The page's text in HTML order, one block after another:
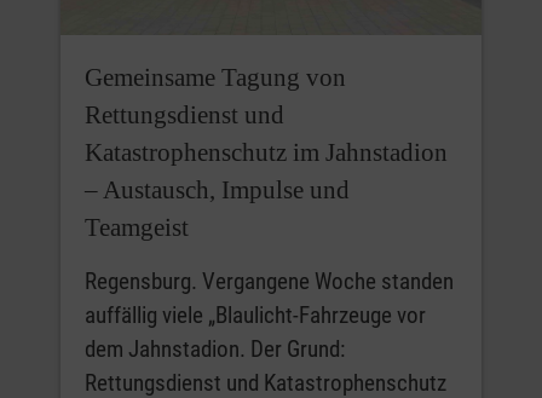
Gemeinsame Tagung von
Rettungsdienst und
Katastrophenschutz im Jahnstadion
– Austausch, Impulse und
Teamgeist
Regensburg. Vergangene Woche standen
auffällig viele „Blaulicht-Fahrzeuge vor
dem Jahnstadion. Der Grund:
Rettungsdienst und Katastrophenschutz